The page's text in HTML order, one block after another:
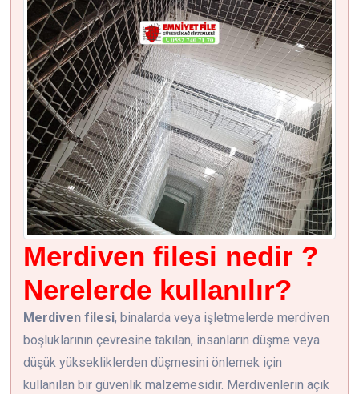
Merdiven filesi nedir ?
Nerelerde kullanılır?
Merdiven filesi, binalarda veya işletmelerde merdiven
boşluklarının çevresine takılan, insanların düşme veya
düşük yüksekliklerden düşmesini önlemek için
kullanılan bir güvenlik malzemesidir. Merdivenlerin açık